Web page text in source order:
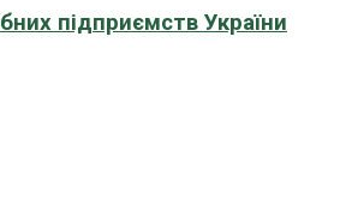
підприємств України